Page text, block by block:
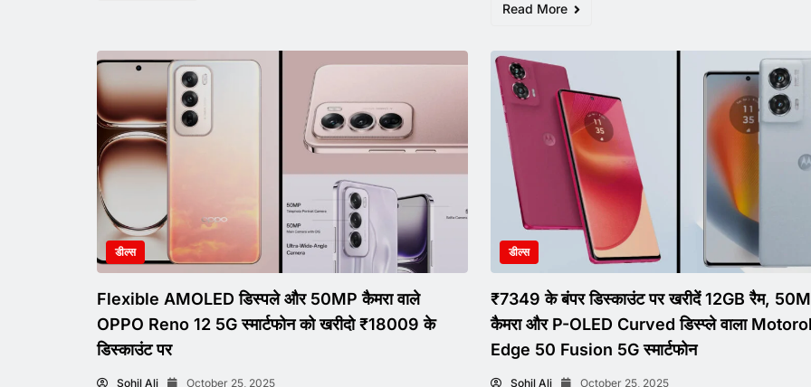
Read More
डील्स
Flexible AMOLED डिस्पले और 50MP कैमरा वाले
OPPO Reno 12 5G स्मार्टफोन को खरीदो ₹18009 के
डिस्काउंट पर
Sohil Ali October 25, 2025
डील्स
₹7349 के बंपर डिस्काउंट पर खरीदें 12GB रैम,
कैमरा और P-OLED Curved डिस्प्ले वाला
Edge 50 Fusion 5G स्मार्टफोन
Sohil Ali October 25, 2025